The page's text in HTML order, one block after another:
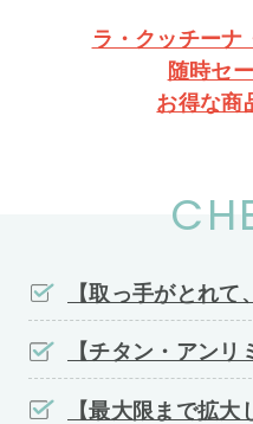
ラ・クッチーナ
随時セ
お得な商
【取っ手がとれて
【チタン・アンリ
【最大限まで拡大